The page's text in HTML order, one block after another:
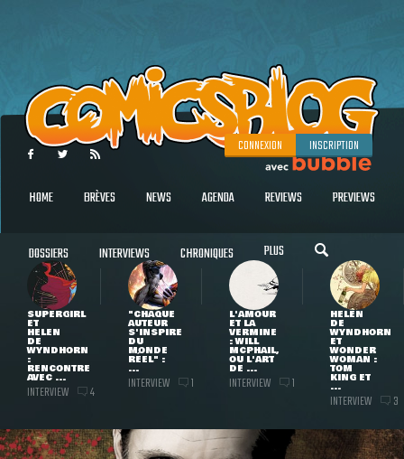
CONNEXION INSCRIPTION
HOME BRÈVES NEWS AGENDA REVIEWS PREVIEWS
DOSSIERS INTERVIEWS CHRONIQUES PLUS
SUPERGIRL
ET
HELEN
DE
WYNDHORN
:
RENCONTRE
AVEC ...
INTERVIEW 4
"CHAQUE
AUTEUR
S'INSPIRE
DU
MONDE
RÉEL" :
...
INTERVIEW 1
L'AMOUR
ET LA
VERMINE
: WILL
MCPHAIL,
OU L'ART
DE ...
INTERVIEW 1
HELEN
DE
WYNDHORN
ET
WONDER
WOMAN :
TOM
KING ET
...
INTERVIEW 3